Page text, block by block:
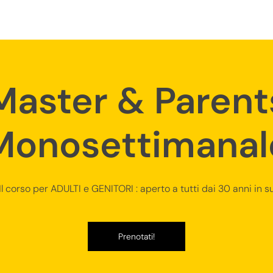
&
Il corso per ADULTI e GENITORI : aperto a tutti dai 30 anni in
Prenotati!